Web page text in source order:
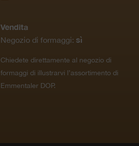
Vendita
Negozio di formaggi: sì
Chiedete direttamente al negozio di
formaggi di illustrarvi l’assortimento di
Emmentaler DOP.